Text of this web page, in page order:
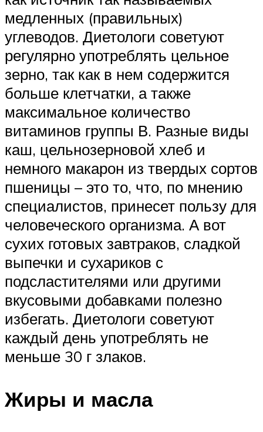
медленных (правильных)
углеводов. Диетологи советуют
регулярно употреблять цельное
зерно, так как в нем содержится
больше клетчатки, а также
максимальное количество
витаминов группы В. Разные виды
каш, цельнозерновой хлеб и
немного макарон из твердых сортов
пшеницы – это то, что, по мнению
специалистов, принесет пользу для
человеческого организма. А вот
сухих готовых завтраков, сладкой
выпечки и сухариков с
подсластителями или другими
вкусовыми добавками полезно
избегать. Диетологи советуют
каждый день употреблять не
меньше 30 г злаков.
Жиры и масла